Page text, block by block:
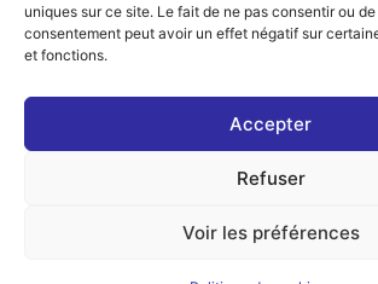
uniques sur ce site. Le fait de ne pas consentir ou
consentement peut avoir un effet négatif sur
et fonctions.
Accepter
Refuser
Voir les préférences
Mentions Légales - Politique de
Confidentialité